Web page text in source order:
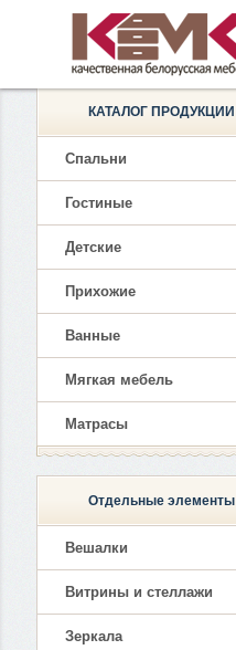
КАТАЛОГ ПРОДУКЦИИ
Спальни
Гостиные
Детские
Прихожие
Ванные
Мягкая мебель
Матрасы
Отдельные элементы
Вешалки
Витрины и стеллажи
Зеркала